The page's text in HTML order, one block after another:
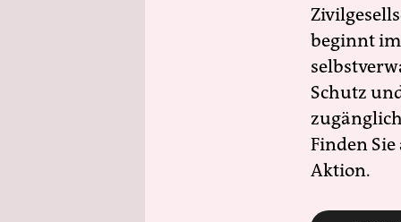
beginnt
Schutz
Finden
Aktion.